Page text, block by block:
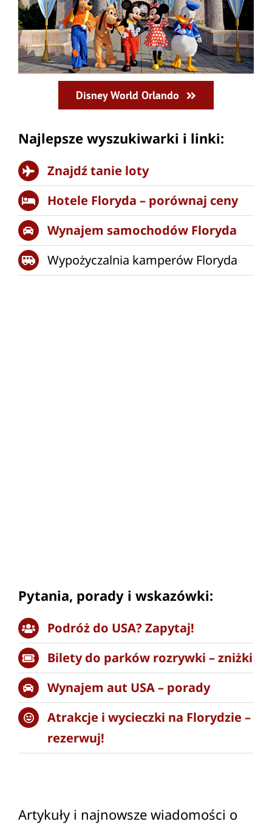
Disney World Orlando
Najlepsze wyszukiwarki i linki:
Znajdź tanie loty
Hotele Floryda – porównaj ceny
Wynajem samochodów Floryda
Wypożyczalnia kamperów Floryda
Pytania, porady i wskazówki:
Podróż do USA? Zapytaj!
Bilety do parków rozrywki – zniżki
Wynajem aut USA – porady
Atrakcje i wycieczki na Florydzie –
rezerwuj!
Artykuły i najnowsze wiadomości o